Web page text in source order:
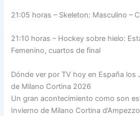
21:05 horas – Skeleton: Masculino –
21:10 horas – Hockey sobre hielo:
Femenino, cuartos de final
Dónde ver por TV hoy en España los
de Milano Cortina 2026
Un gran acontecimiento como son
Invierno de Milano Cortina